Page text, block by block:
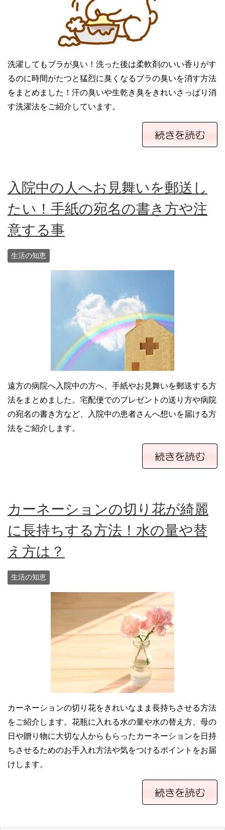
洗濯してもブラが臭い！洗った後は柔軟剤のいい香りがす
るのに時間がたつと猛烈に臭くなるブラの臭いを消す方法
をまとめました！汗の臭いや生乾き臭をきれいさっぱり消
す洗濯法をご紹介しています。
入院中の人へお見舞いを郵送し
たい！手紙の宛名の書き方や注
意する事
生活の知恵
遠方の病院へ入院中の方へ、手紙やお見舞いを郵送する方
法をまとめました。宅配便でのプレゼントの送り方や病院
の宛名の書き方など、入院中の患者さんへ想いを届ける方
法をご紹介します。
カーネーションの切り花が綺麗
に長持ちする方法！水の量や替
え方は？
生活の知恵
カーネーションの切り花をきれいなまま長持ちさせる方法
をご紹介します。花瓶に入れる水の量や水の替え方、母の
日や贈り物に大切な人からもらったカーネーションを日持
ちさせるためのお手入れ方法や気をつけるポイントをお届
けします。